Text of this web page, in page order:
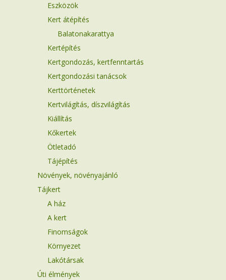
Eszközök
Kert átépítés
Balatonakarattya
Kertépítés
Kertgondozás, kertfenntartás
Kertgondozási tanácsok
Kerttörténetek
Kertvilágítás, díszvilágítás
Kiállítás
Kőkertek
Ötletadó
Tájépítés
Növények, növényajánló
Tájkert
A ház
A kert
Finomságok
Környezet
Lakótársak
Úti élmények